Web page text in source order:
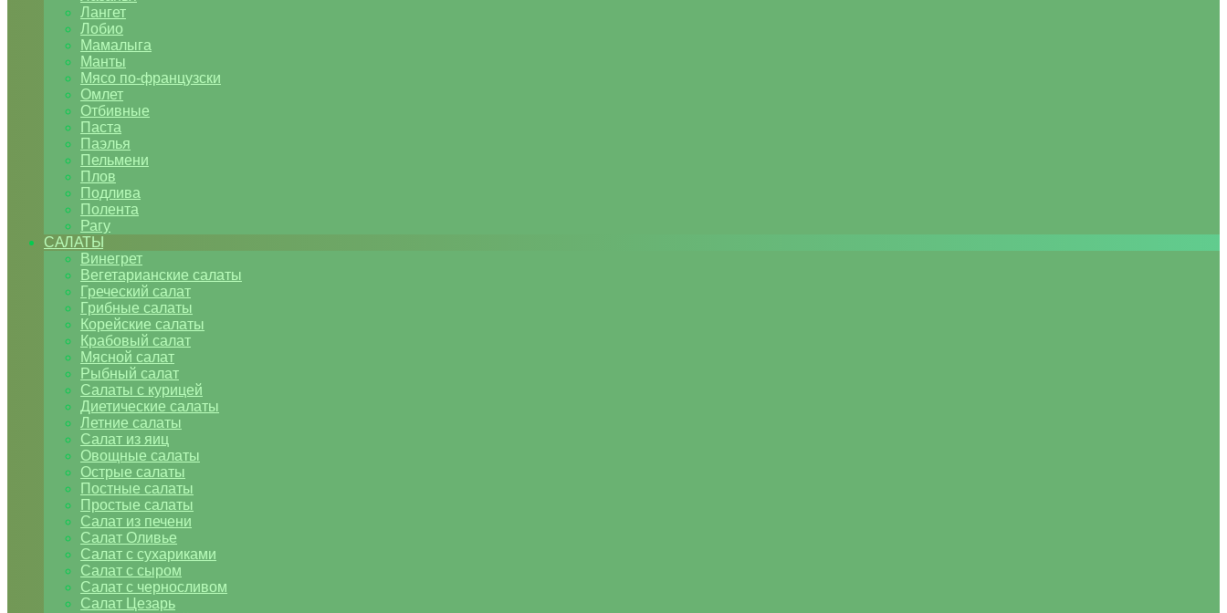
Лангет
Лобио
Мамалыга
Манты
Мясо по-французски
Омлет
Отбивные
Паста
Паэлья
Пельмени
Плов
Подлива
Полента
Рагу
САЛАТЫ
Винегрет
Вегетарианские салаты
Греческий салат
Грибные салаты
Корейские салаты
Крабовый салат
Мясной салат
Рыбный салат
Салаты с курицей
Диетические салаты
Летние салаты
Салат из яиц
Овощные салаты
Острые салаты
Постные салаты
Простые салаты
Салат из печени
Салат Оливье
Салат с сухариками
Салат с сыром
Салат с черносливом
Салат Цезарь